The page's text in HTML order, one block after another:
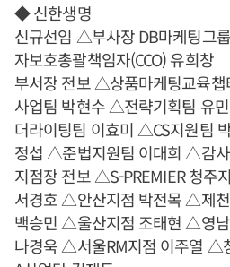
◆ 신한생명
신규선임 △부사장 DB마케팅그
자보호총괄책임자(CCO) 유희창
부서장 전보 △상품마케팅교육
사업팀 박현수 △전략기획팀 유
더라이팅팀 이효미 △CS지원팀
정섭 △준법지원팀 이대희 △감
지점장 전보 △S-PREMIER 청주
서경호 △안산지점 박전목 △제
백승민 △울산지점 조태현 △영
나경욱 △서울RM지점 이주열 △